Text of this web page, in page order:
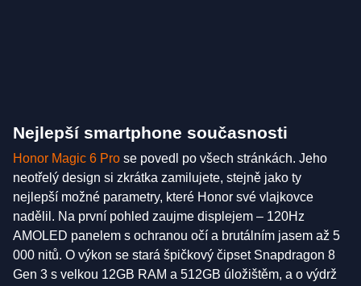
Nejlepší smartphone současnosti
Honor Magic 6 Pro se povedl po všech stránkách. Jeho
neotřelý design si zkrátka zamilujete, stejně jako ty
nejlepší možné parametry, které Honor své vlajkovce
nadělil. Na první pohled zaujme displejem – 120Hz
AMOLED panelem s ochranou očí a brutálním jasem až 5
000 nitů. O výkon se stará špičkový čipset Snapdragon 8
Gen 3 s velkou 12GB RAM a 512GB úložištěm, a o výdrž